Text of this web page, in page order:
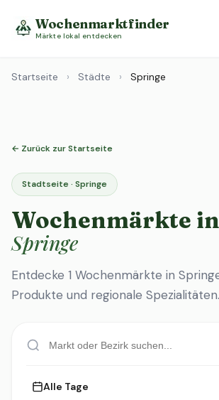
Wochenmarktfinder
Märkte lokal entdecken
Startseite › Städte › Springe
← Zurück zur Startseite
Stadtseite · Springe
Wochenmärkte in
Springe
Entdecke 1 Wochenmärkte in
Produkte und regionale Spezialitäten.
Alle Tage